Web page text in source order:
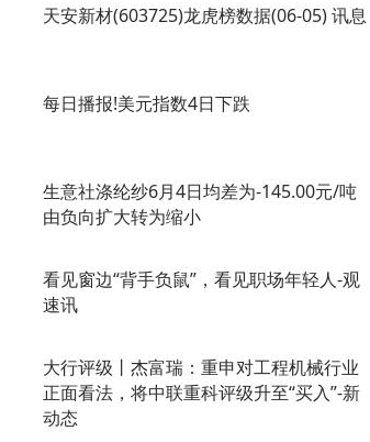
天安新材(603725)龙虎榜数据(06-05) 讯息
每日播报!美元指数4日下跌
生意社涤纶纱6月4日均差为-145.00元/吨
由负向扩大转为缩小
看见窗边“背手负鼠”，看见职场年轻人-观
速讯
大行评级丨杰富瑞：重申对工程机械行业
正面看法，将中联重科评级升至“买入”-新
动态